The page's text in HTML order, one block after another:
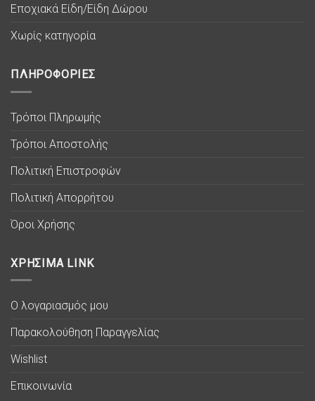
Εποχιακά Είδη/Είδη Δώρου
Χωρίς κατηγορία
ΠΛΗΡΟΦΟΡΙΕΣ
Τρόποι Πληρωμής
Τρόποι Αποστολής
Πολιτική Επιστροφών
Πολιτική Απορρήτου
Όροι Χρήσης
ΧΡΗΣΙΜΑ LINK
Ο λογαριασμός μου
Παρακολούθηση Παραγγελίας
Wishlist
Επικοινωνία